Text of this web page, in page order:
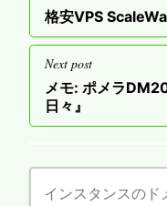
稿
ナ
ビ
ゲ
ー
シ
Previous
post
格安VPS
Next post
Next
post
メモ: ポメラ
日々』